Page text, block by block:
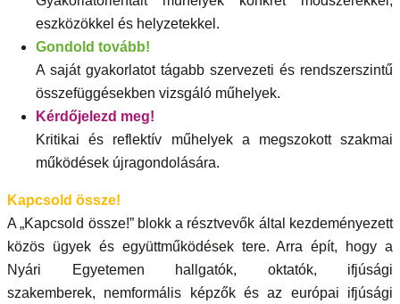
eszközökkel és helyzetekkel.
Gondold tovább!
A saját gyakorlatot tágabb szervezeti és rendszerszintű
összefüggésekben vizsgáló műhelyek.
Kérdőjelezd meg!
Kritikai és reflektív műhelyek a megszokott szakmai
működések újragondolására.
Kapcsold össze!
A „Kapcsold össze!” blokk a résztvevők által kezdeményezett
közös ügyek és együttműködések tere. Arra épít, hogy a
Nyári Egyetemen hallgatók, oktatók, ifjúsági
szakemberek, nemformális képzők és az európai ifjúsági